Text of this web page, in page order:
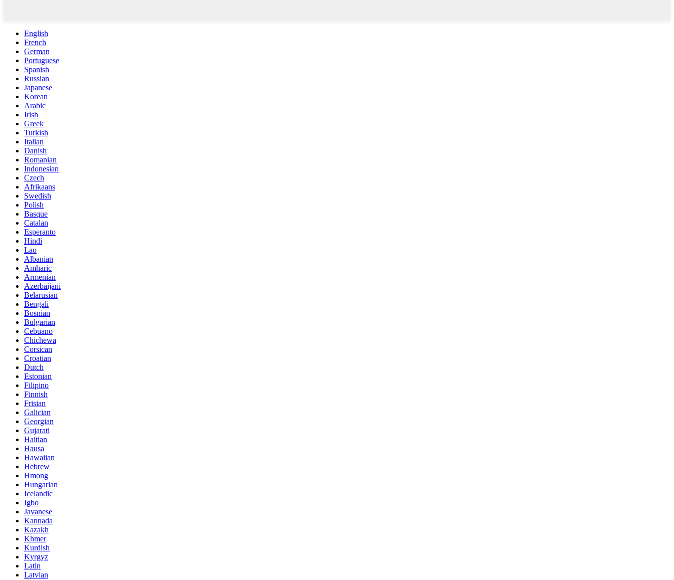
English
French
German
Portuguese
Spanish
Russian
Japanese
Korean
Arabic
Irish
Greek
Turkish
Italian
Danish
Romanian
Indonesian
Czech
Afrikaans
Swedish
Polish
Basque
Catalan
Esperanto
Hindi
Lao
Albanian
Amharic
Armenian
Azerbaijani
Belarusian
Bengali
Bosnian
Bulgarian
Cebuano
Chichewa
Corsican
Croatian
Dutch
Estonian
Filipino
Finnish
Frisian
Galician
Georgian
Gujarati
Haitian
Hausa
Hawaiian
Hebrew
Hmong
Hungarian
Icelandic
Igbo
Javanese
Kannada
Kazakh
Khmer
Kurdish
Kyrgyz
Latin
Latvian